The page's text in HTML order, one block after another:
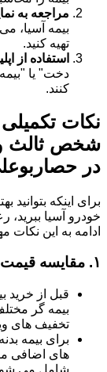
مراجعه به
بیمه آسیا،
تهیه کنید.
استفاده از
دخت" یا "بیمه
کنند.
نکات
شخص ثالث و
در
برای اینکه بتوانید
خودرو آسیا
ادامه به این
۱. مقایسه
قبل از
بیمه گر
تخفیف های
برای بیمه
های اضافی
شامل می شود